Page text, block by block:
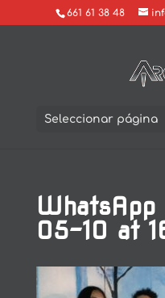
661 61 38 48
Seleccionar página
05-10 at